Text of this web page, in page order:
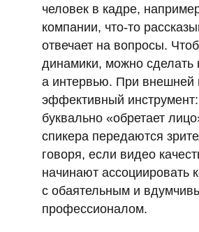
человек в кадре,
компании, что-то
отвечает на вопросы.
динамики, можно сделать
а интервью. При внешней
эффективный
буквально «обретает
спикера передаются
говоря, если видео
начинают ассоциировать
с обаятельным и
профессионалом.